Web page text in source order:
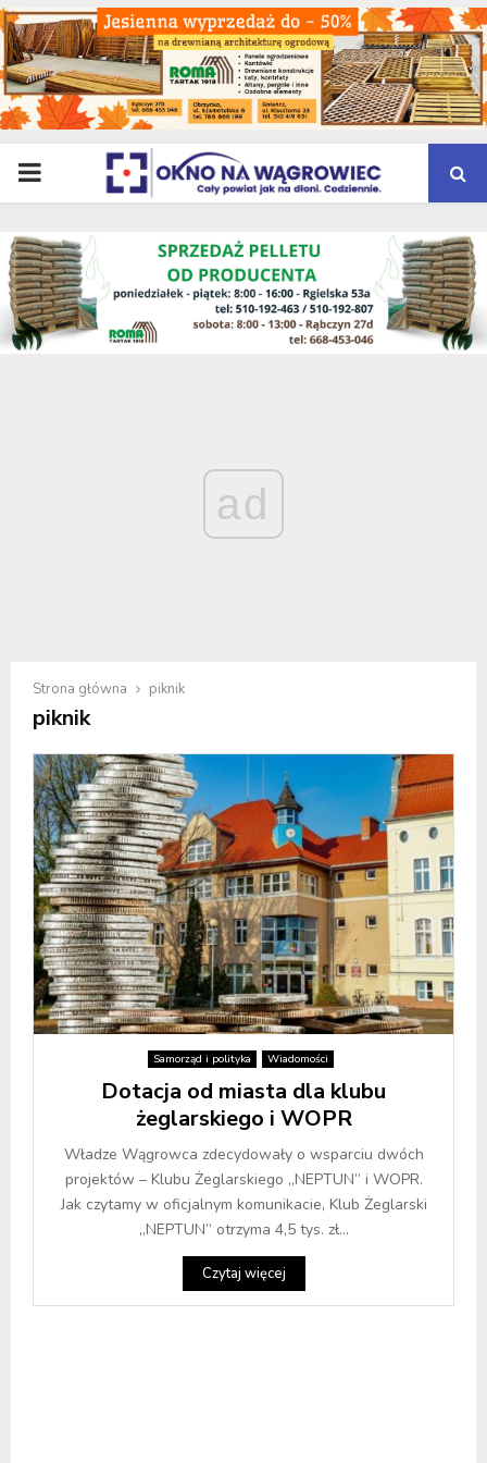
PRIMARY
MENU
ad
Strona główna piknik
piknik
Samorząd i polityka Wiadomości
Dotacja od miasta dla klubu
żeglarskiego i WOPR
Władze Wągrowca zdecydowały o wsparciu dwóch
projektów – Klubu Żeglarskiego „NEPTUN” i WOPR.
Jak czytamy w oficjalnym komunikacie, Klub Żeglarski
„NEPTUN” otrzyma 4,5 tys. zł...
Czytaj więcej